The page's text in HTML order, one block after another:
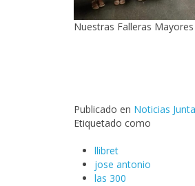
Nuestras Falleras
Publicado en Noticias
Etiquetado como
llibret
jose antonio
las 300